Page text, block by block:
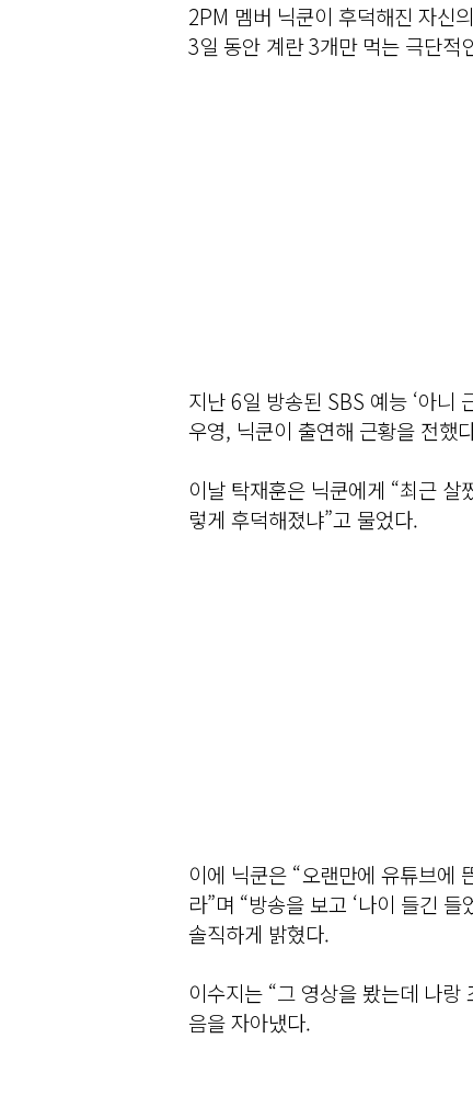
2PM 멤버 닉쿤이 후덕해진 자신
3일 동안 계란 3개만 먹는 극단적
지난 6일 방송된 SBS 예능 ‘아니
우영, 닉쿤이 출연해 근황을 전했
이날 탁재훈은 닉쿤에게 “최근 살
렇게 후덕해졌냐”고 물었다.
이에 닉쿤은 “오랜만에 유튜브에
라”며 “방송을 보고 ‘나이 들긴
솔직하게 밝혔다.
이수지는 “그 영상을 봤는데 나
음을 자아냈다.